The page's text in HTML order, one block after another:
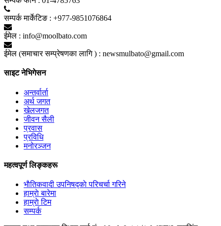
सम्पर्क मार्केटिङ : +977-9851076864
ईमेल : info@moolbato.com
ईमेल (समाचार सम्प्रेषणका लागि ) : newsmulbato@gmail.com
साइट नेभिगेसन
अन्तर्वार्ता
अर्थ जगत
खेलजगत
जीवन सैली
प्रवास
प्रविधि
मनोरञ्जन
महत्वपूर्ण लिङ्कहरू
भाैतिकवादी उपनिषद्काे परिचर्चा गरिने
हाम्राे बारेमा
हाम्राे टिम
सम्पर्क